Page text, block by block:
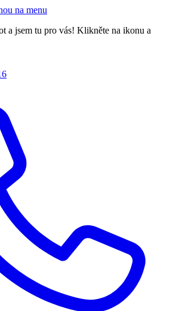
na menu
a jsem tu pro vás! Klikněte na ikonu a